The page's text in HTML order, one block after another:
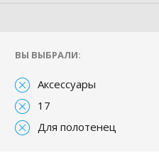
ВЫ ВЫБРАЛИ:
Аксессуары
17
Для полотенец